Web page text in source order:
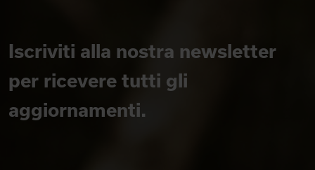
Iscriviti alla nostra newsletter
per ricevere tutti gli
aggiornamenti.